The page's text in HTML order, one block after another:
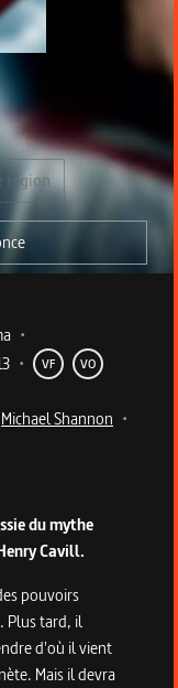
région
•
• VF VO
Michael Shannon •
du mythe
Cavill.
pouvoirs
Plus tard, il
d'où il vient
Mais il devra